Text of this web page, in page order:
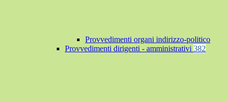
Provvedimenti organi indirizzo-politico
Provvedimenti dirigenti - amministrativi 382